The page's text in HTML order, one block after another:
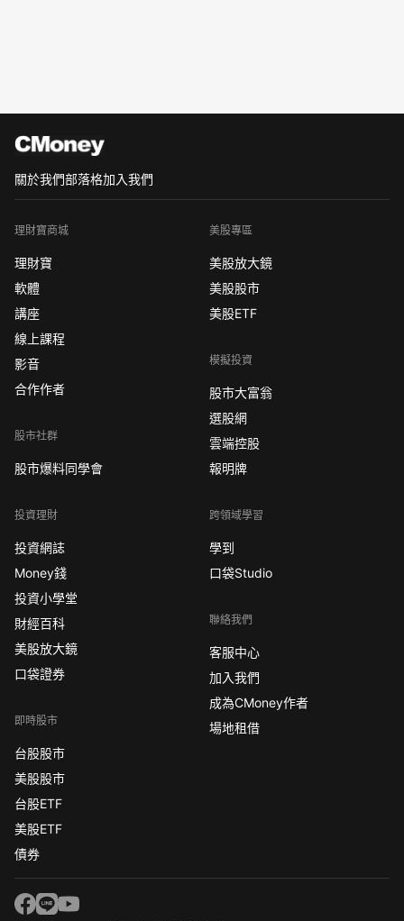
關於我們部落格加入我們
理財寶商城
理財寶
軟體
講座
線上課程
影音
合作作者
股市社群
股市爆料同學會
投資理財
投資網誌
Money錢
投資小學堂
財經百科
美股放大鏡
口袋證券
即時股市
台股股市
美股股市
台股ETF
美股ETF
債券
美股專區
美股放大鏡
美股股市
美股ETF
模擬投資
股市大富翁
選股網
雲端控股
報明牌
跨領域學習
學到
口袋Studio
聯絡我們
客服中心
加入我們
成為CMoney作者
場地租借